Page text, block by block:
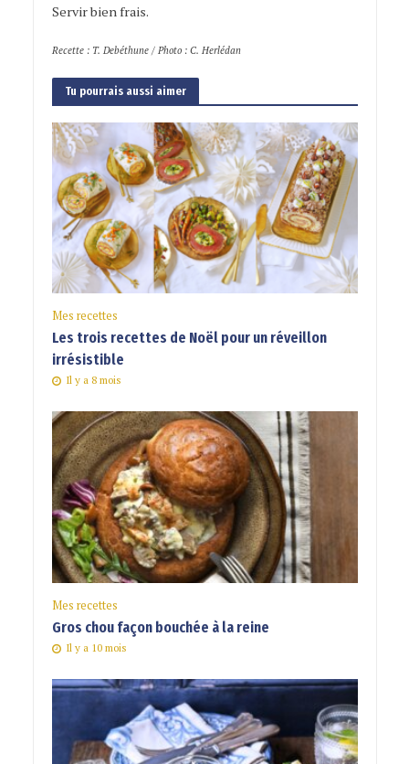
Servir bien frais.
Recette : T. Debéthune / Photo : C. Herlédan
Tu pourrais aussi aimer
Mes recettes
Les trois recettes de Noël pour un réveillon
irrésistible
Il y a 8 mois
Mes recettes
Gros chou façon bouchée à la reine
Il y a 10 mois